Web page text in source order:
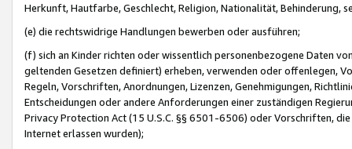
Herkunft, Hautfarbe, Geschlecht, Religion, Nationalität, Behinderung,
(e) die rechtswidrige Handlungen bewerben oder ausführen;
(f) sich an Kinder richten oder wissentlich personenbezogene Daten
geltenden Gesetzen definiert) erheben, verwenden oder offenlegen,
Regeln, Vorschriften, Anordnungen, Lizenzen, Genehmigungen,
Entscheidungen oder andere Anforderungen einer zuständigen
Privacy Protection Act (15 U.S.C. §§ 6501-6506) oder Vorschriften,
Internet erlassen wurden);